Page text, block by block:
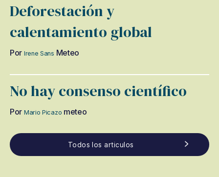
Deforestación y
calentamiento global
Por Irene Sans Meteo
No hay consenso científico
Por Mario Picazo meteo
Todos los articulos